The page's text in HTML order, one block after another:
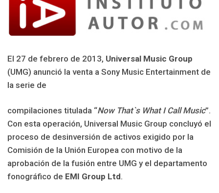
El 27 de febrero de 2013, Universal Music Group
(UMG) anunció la venta a Sony Music Entertainment de
la serie de
compilaciones titulada “Now That`s What I Call Music”.
Con esta operación, Universal Music Group concluyó el
proceso de desinversión de activos exigido por la
Comisión de la Unión Europea con motivo de la
aprobación de la fusión entre UMG y el departamento
fonográfico de EMI Group Ltd.